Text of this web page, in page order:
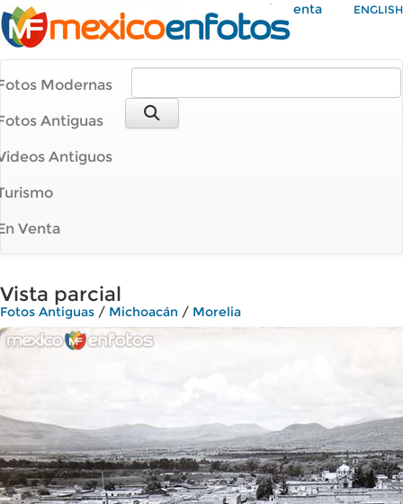
Mi Cuenta ENGLISH
Modernas
Antiguas
Antiguos
Venta
Vista parcial
Fotos Antiguas / Michoacán / Morelia